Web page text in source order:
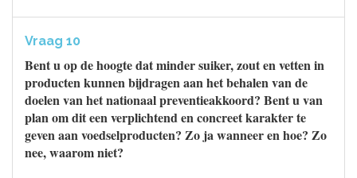
Vraag 10
Bent u op de hoogte dat minder suiker, zout en vetten in
producten kunnen bijdragen aan het behalen van de
doelen van het nationaal preventieakkoord? Bent u van
plan om dit een verplichtend en concreet karakter te
geven aan voedselproducten? Zo ja wanneer en hoe? Zo
nee, waarom niet?